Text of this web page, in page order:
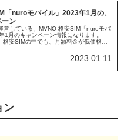
「nuroモバイル」2023年1月の、
ーン
営している、MVNO 格安SIM「nuroモバ
1月のキャンペーン情報になります。
格安SIMの中でも、月額料金が低価格
3つの回線から選ぶことが出来る事業者
専用アプリ不要のメリットを活かし、
2023.01.11
ン